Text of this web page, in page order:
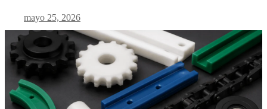
mayo 25, 2026